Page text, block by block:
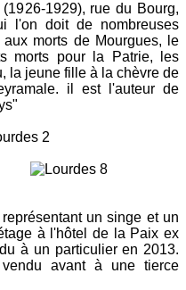
1929), rue du Bourg,
l'on doit de nombreuses
morts de Mourgues, le
morts pour la Patrie, les
la jeune fille à la chèvre de
il est l'auteur de
un singe et un
à l'hôtel de la Paix ex
à un particulier en 2013.
avant à une tierce